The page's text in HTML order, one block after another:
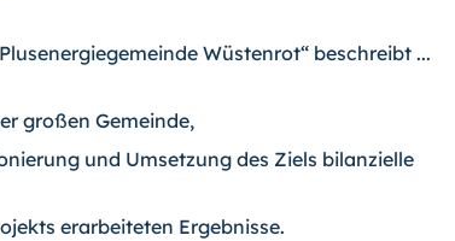
Wüstenrot“ beschreibt ...
großen Gemeinde,
und Umsetzung des Ziels bilanzielle
erarbeiteten Ergebnisse.